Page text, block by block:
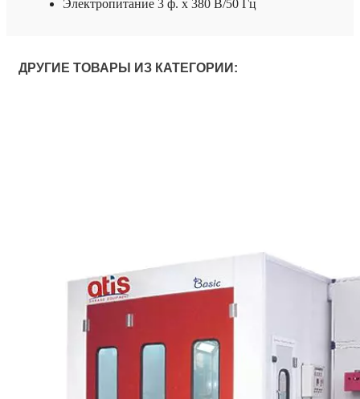
Электропитание 3 ф. х 380 В/50 Гц
ДРУГИЕ ТОВАРЫ ИЗ КАТЕГОРИИ: